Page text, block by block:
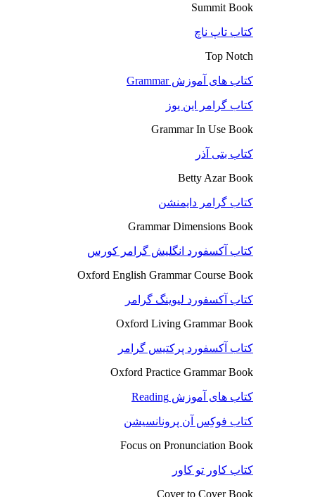
Summit Book
کتاب تاپ ناچ
Top Notch
کتاب های آموزش Grammar
کتاب گرامر این یوز
Grammar In Use Book
کتاب بتی آذر
Betty Azar Book
کتاب گرامر دایمنشن
Grammar Dimensions Book
کتاب آکسفورد انگلیش گرامر کورس
Oxford English Grammar Course Book
کتاب آکسفورد لیوینگ گرامر
Oxford Living Grammar Book
کتاب آکسفورد پرکتیس گرامر
Oxford Practice Grammar Book
کتاب های آموزش Reading
کتاب فوکِس آن پرونانسیشن
Focus on Pronunciation Book
کتاب کاور تو کاور
Cover to Cover Book